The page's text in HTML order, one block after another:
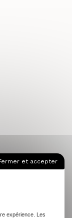
et accepter
expérience. Les